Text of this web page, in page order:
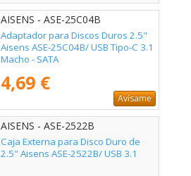
AISENS - ASE-25C04B
Adaptador para Discos Duros 2.5"
Aisens ASE-25C04B/ USB Tipo-C 3.1
Macho - SATA
4,69 €
Avísame
AISENS - ASE-2522B
Caja Externa para Disco Duro de
2.5" Aisens ASE-2522B/ USB 3.1